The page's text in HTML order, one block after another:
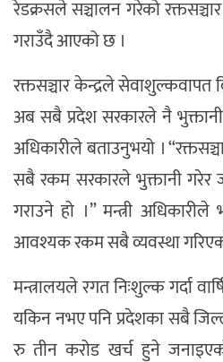
रेडक्रसले सञ्चालन गरेको
गराउँदै आएको छ ।
रक्तसञ्चार केन्द्रले
अब सबै प्रदेश सरकारले नै भुक्तानी
अधिकारीले बताउनुभयो ।
सबै रकम सरकारले भुक्तानी गरेर
गराउने हो ।” मन्त्री अधिकारीले
आवश्यक रकम सबै व्यवस्था
मन्त्रालयले रगत निःशुल्क गर्दा
यकिन नभए पनि प्रदेशका सबै
रु तीन करोड खर्च हुने